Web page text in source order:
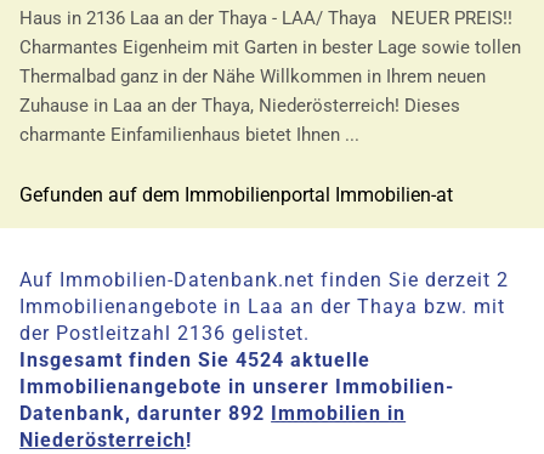
Haus in 2136 Laa an der Thaya - LAA/ Thaya NEUER PREIS!!
Charmantes Eigenheim mit Garten in bester Lage sowie tollen
Thermalbad ganz in der Nähe Willkommen in Ihrem neuen
Zuhause in Laa an der Thaya, Niederösterreich! Dieses
charmante Einfamilienhaus bietet Ihnen ...
Gefunden auf dem Immobilienportal Immobilien-at
Auf Immobilien-Datenbank.net finden Sie derzeit 2
Immobilienangebote in Laa an der Thaya bzw. mit
der Postleitzahl 2136 gelistet.
Insgesamt finden Sie 4524 aktuelle
Immobilienangebote in unserer Immobilien-
Datenbank, darunter 892 Immobilien in
Niederösterreich!